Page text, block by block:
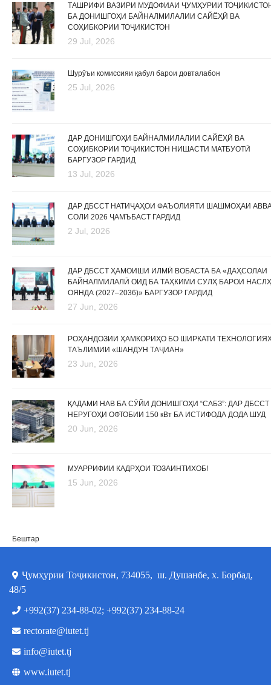
ТАШРИФИ ВАЗИРИ МУДОФИАИ ҶУМҲУРИИ
БА ДОНИШГОҲИ БАЙНАЛМИЛАЛИИ САЙЁҲӢ ВА
СОҲИБКОРИИ ТОҶИКИСТОН
29 Jul, 2026
Шурӯъи комиссияи қабул барои довталабон
25 Jul, 2026
ДАР ДОНИШГОҲИ БАЙНАЛМИЛАЛИИ САЙЁҲӢ ВА
СОҲИБКОРИИ ТОҶИКИСТОН НИШАСТИ МАТБУОТӢ
БАРГУЗОР ГАРДИД
13 Jul, 2026
ДАР ДБССТ НАТИҶАҲОИ ФАЪОЛИЯТИ ШАШМОҲАИ
СОЛИ 2026 ҶАМЪБАСТ ГАРДИД
2 Jul, 2026
ДАР ДБССТ ҲАМОИШИ ИЛМӢ ВОБАСТА БА «ДАҲСОЛАИ
БАЙНАЛМИЛАЛӢ ОИД БА ТАҲКИМИ СУЛҲ БАРОИ
ОЯНДА (2027–2036)» БАРГУЗОР ГАРДИД
27 Jun, 2026
РОҲАНДОЗИИ ҲАМКОРИҲО БО ШИРКАТИ
ТАЪЛИМИИ «ШАНДУН ТАҶИАН»
23 Jun, 2026
ҚАДАМИ НАВ БА СӮЙИ ДОНИШГОҲИ “САБЗ”: ДАР ДБССТ
НЕРУГОҲИ ОФТОБИИ 150 кВт БА ИСТИФОДА ДОДА ШУД
20 Jun, 2026
МУАРРИФИИ КАДРҲОИ ТОЗАИНТИХОБ!
15 Jun, 2026
Бештар
Ҷумҳурии Тоҷикистон, 734055, ш. Душанбе, х. Борбад,
48/5
+992(37) 234-88-02; +992(37) 234-88-24
rectorate@iutet.tj
info@iutet.tj
www.iutet.tj